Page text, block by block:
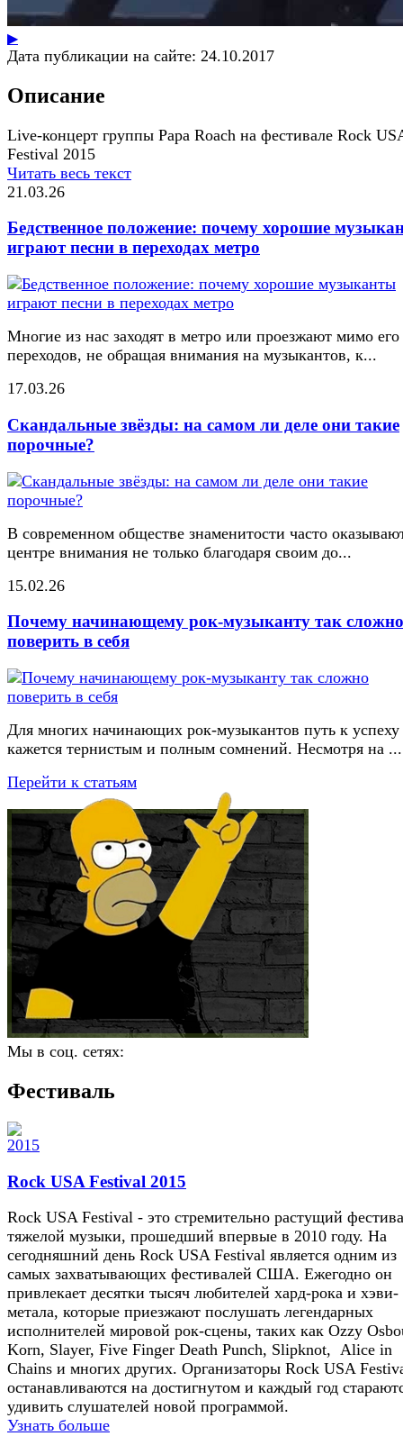
▶
Дата публикации на сайте: 24.10.2017
Описание
Live-концерт группы Papa Roach на фестивале Rock
Festival 2015
Читать весь текст
21.03.26
Бедственное положение: почему хорошие
играют песни в переходах метро
Многие из нас заходят в метро или проезжают мимо его
переходов, не обращая внимания на музыкантов, к...
17.03.26
Скандальные звёзды: на самом ли деле они такие
порочные?
В современном обществе знаменитости часто
центре внимания не только благодаря своим до...
15.02.26
Почему начинающему рок-музыканту так сложно
поверить в себя
Для многих начинающих рок-музыкантов путь к успеху
кажется тернистым и полным сомнений. Несмотря на ...
Перейти к статьям
Мы в соц. сетях:
Фестиваль
Rock USA Festival 2015
Rock USA Festival - это стремительно растущий
тяжелой музыки, прошедший впервые в 2010 году. На
сегодняшний день Rock USA Festival является одним из
самых захватывающих фестивалей США. Ежегодно он
привлекает десятки тысяч любителей хард-рока и хэви-
метала, которые приезжают послушать легендарных
исполнителей мировой рок-сцены, таких как Ozzy
Korn, Slayer, Five Finger Death Punch, Slipknot, Alice in
Chains и многих других. Организаторы Rock USA
останавливаются на достигнутом и каждый год
удивить слушателей новой программой.
Узнать больше